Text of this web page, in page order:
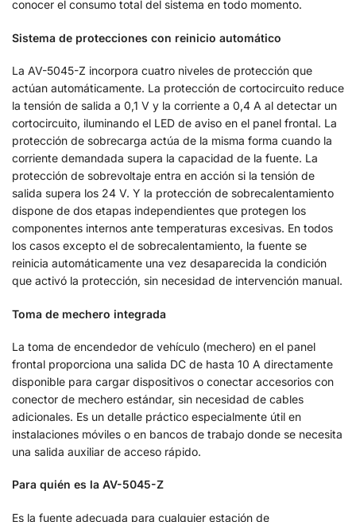
conocer el consumo total del sistema en todo momento.
Sistema de protecciones con reinicio automático
La AV-5045-Z incorpora cuatro niveles de protección que
actúan automáticamente. La protección de cortocircuito reduce
la tensión de salida a 0,1 V y la corriente a 0,4 A al detectar un
cortocircuito, iluminando el LED de aviso en el panel frontal. La
protección de sobrecarga actúa de la misma forma cuando la
corriente demandada supera la capacidad de la fuente. La
protección de sobrevoltaje entra en acción si la tensión de
salida supera los 24 V. Y la protección de sobrecalentamiento
dispone de dos etapas independientes que protegen los
componentes internos ante temperaturas excesivas. En todos
los casos excepto el de sobrecalentamiento, la fuente se
reinicia automáticamente una vez desaparecida la condición
que activó la protección, sin necesidad de intervención manual.
Toma de mechero integrada
La toma de encendedor de vehículo (mechero) en el panel
frontal proporciona una salida DC de hasta 10 A directamente
disponible para cargar dispositivos o conectar accesorios con
conector de mechero estándar, sin necesidad de cables
adicionales. Es un detalle práctico especialmente útil en
instalaciones móviles o en bancos de trabajo donde se necesita
una salida auxiliar de acceso rápido.
Para quién es la AV-5045-Z
Es la fuente adecuada para cualquier estación de